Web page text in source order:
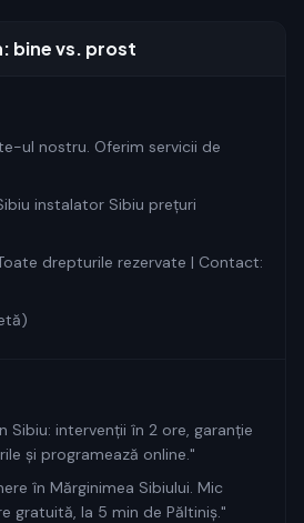
bine vs. prost
ul nostru. Oferim servicii de
instalator Sibiu prețuri
drepturile rezervate | Contact:
Sibiu: intervenții în 2 ore, garanție
și programează online."
în Mărginimea Sibiului. Mic
gratuită, la 5 min de Păltiniș."